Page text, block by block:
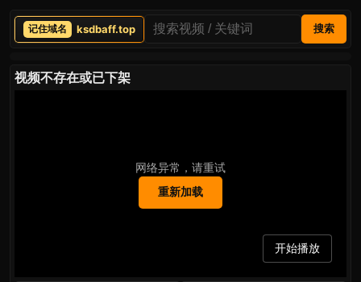
ksdbaff.top 搜索
视频不存在或已下架
网络异常，请重试
重新加载
开始播放